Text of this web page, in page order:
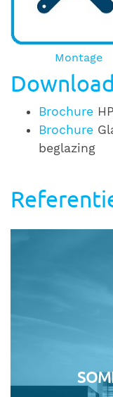
Montage
Brochure
Brochure
beglazing